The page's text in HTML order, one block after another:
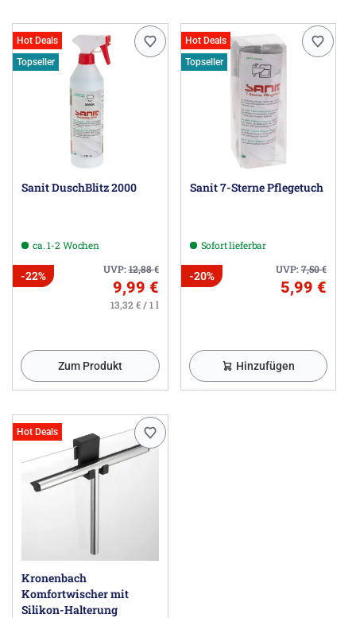
Hot Deals
Topseller
Sanit DuschBlitz 2000
ca. 1-2 Wochen
UVP:12,88€
-22%
9,99 €
13,32 € / 1 l
Zum Produkt
Hot Deals
Topseller
Sanit 7-Sterne Pflegetuch
Sofort lieferbar
UVP:7,50€
-20%
5,99 €
Hinzufügen
Hot Deals
Kronenbach
Komfortwischer mit
Silikon-Halterung